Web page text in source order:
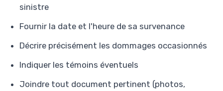
sinistre
Fournir la date et l'heure de sa survenance
Décrire précisément les dommages occasionnés
Indiquer les témoins éventuels
Joindre tout document pertinent (photos,